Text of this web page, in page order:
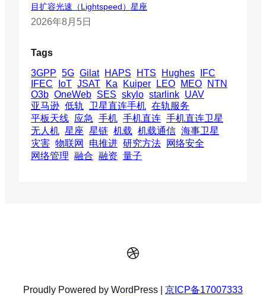
目扩容光速（Lightspeed）星座
2026年8月5日
Tags
3GPP 5G Gilat HAPS HTS Hughes
IFC
IFEC
IoT JSAT Ka Kuiper LEO MEO
NTN
O3b OneWeb SES skylo starlink UAV
亚马逊 低轨 卫星直连手机 在轨服务
平板天线 应急 手机 手机直连 手机直连卫星
无人机 星座 星链 机载 机载通信 海事卫星
灾害 物联网 电推进 研究方法
网络安全
网络管理 融合 融资 量子
Dribbble
Proudly Powered by WordPress | 京ICP备17007333